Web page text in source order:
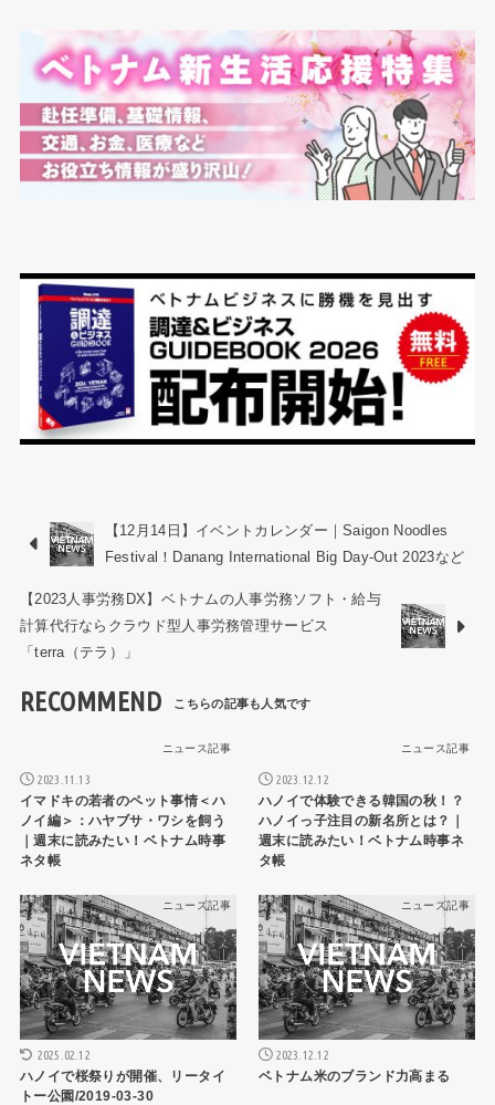
【12月14日】イベントカレンダー｜Saigon Noodles
Festival！Danang International Big Day-Out 2023など
【2023人事労務DX】ベトナムの人事労務ソフト・給与
計算代行ならクラウド型人事労務管理サービス
「terra（テラ）」
RECOMMEND
ニュース記事
2023.11.13
イマドキの若者のペット事情＜ハ
ノイ編＞：ハヤブサ・ワシを飼う
｜週末に読みたい！ベトナム時事
ネタ帳
ニュース記事
2023.12.12
ハノイで体験できる韓国の秋！？
ハノイっ子注目の新名所とは？｜
週末に読みたい！ベトナム時事ネ
タ帳
ニュース記事
2025.02.12
ハノイで桜祭りが開催、リータイ
トー公園/2019-03-30
ニュース記事
2023.12.12
ベトナム米のブランド力高まる